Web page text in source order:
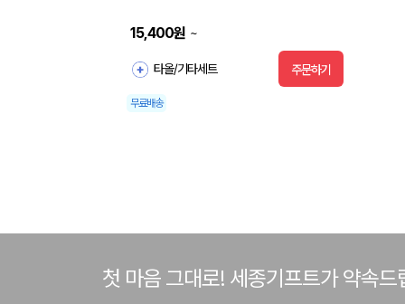
15,400원 ~
타올/기타세트 주문하기
무료배송
첫 마음 그대로! 세종기프트가 약속드